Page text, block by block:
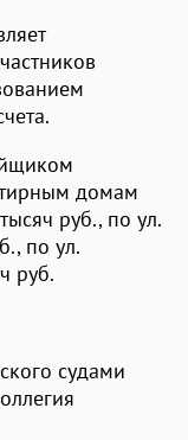
домам
руб., по ул.
по ул.
руб.
судами